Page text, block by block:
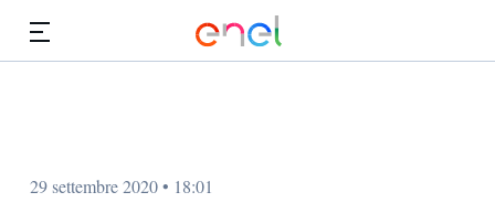
29 settembre 2020 • 18:01